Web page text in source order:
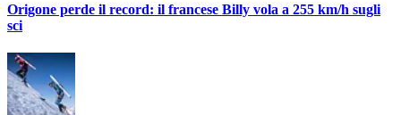
Origone perde il record: il francese Billy vola a 255 km/h sugli
sci